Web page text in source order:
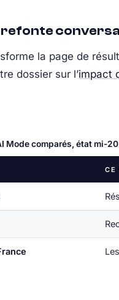
refonte
la page de
dossier sur l’impact
Mode comparés, état mi-
CE